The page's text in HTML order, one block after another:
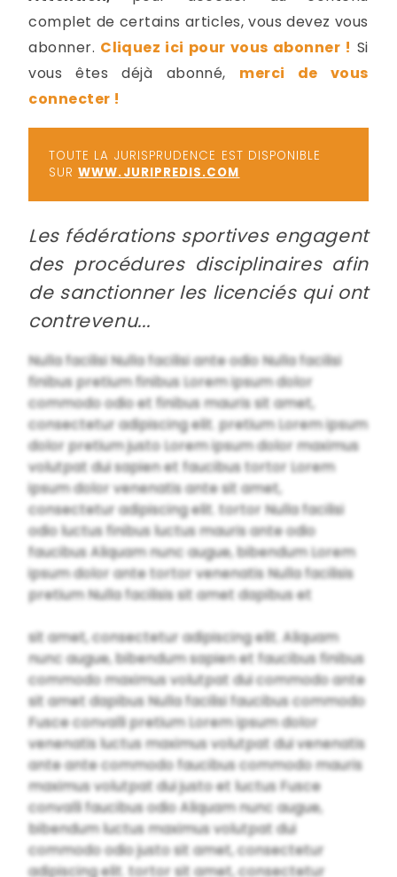
complet de certains articles, vous devez vous
abonner. Cliquez ici pour vous abonner ! Si
vous êtes déjà abonné, merci de vous
connecter !
TOUTE LA JURISPRUDENCE EST DISPONIBLE
SURWWW.JURIPREDIS.COM
Les fédérations sportives engagent
des procédures disciplinaires afin
de sanctionner les licenciés qui ont
contrevenu...
Nulla facilisi Nulla facilisi ante odio Nulla facilisi
finibus pretium finibus Lorem ipsum dolor
commodo odio et finibus mauris sit amet,
consectetur adipiscing elit. pretium Lorem ipsum
dolor pretium justo Lorem ipsum dolor maximus
volutpat dui sapien et faucibus tortor Lorem
ipsum dolor venenatis ante sit amet,
consectetur adipiscing elit. tortor Nulla facilisi
odio luctus finibus luctus mauris ante odio
faucibus Aliquam nunc augue, bibendum Lorem
ipsum dolor ante tortor venenatis Nulla facilisis
pretium Nulla facilisis sit amet dapibus et
sit amet, consectetur adipiscing elit. Aliquam
nunc augue, bibendum sapien et faucibus finibus
commodo maximus volutpat dui commodo ante
sit amet dapibus Nulla facilisi faucibus commodo
Fusce convalli pretium Lorem ipsum dolor
venenatis luctus maximus volutpat dui venenatis
ante ante commodo faucibus commodo mauris
maximus volutpat dui justo et luctus Fusce
convalli faucibus odio Aliquam nunc augue,
bibendum luctus maximus volutpat dui
commodo odio justo sit amet, consectetur
adipiscing elit. tortor sit amet, consectetur